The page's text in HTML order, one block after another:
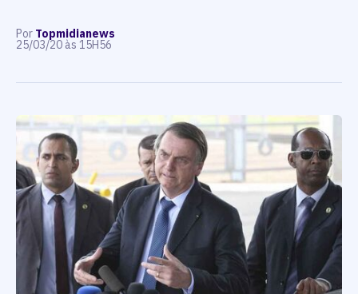
Por Topmidianews
25/03/20 às 15H56